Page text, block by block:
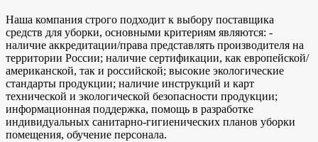
Наша компания строго подходит к выбору поставщика
средств для уборки, основными критериям являются: -
наличие аккредитации/права представлять производителя на
территории России; наличие сертификации, как европейской/
американской, так и российской; высокие экологические
стандарты продукции; наличие инструкций и карт
технической и экологической безопасности продукции;
информационная поддержка, помощь в разработке
индивидуальных санитарно-гигиенических планов уборки
помещения, обучение персонала.